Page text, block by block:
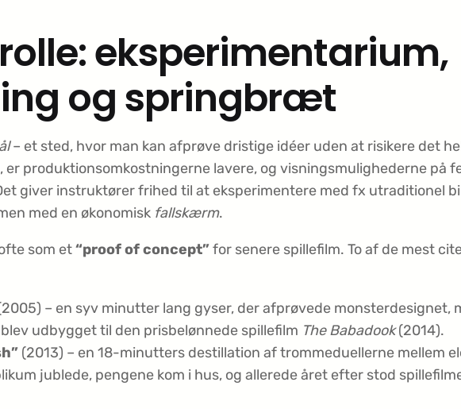
eksperimentarium,
og springbræt
– et sted, hvor man kan afprøve dristige idéer uden at risikere det
er produktionsomkostningerne lavere, og visnings­mulighederne på
giver instruktører frihed til at eksperimentere med fx utraditionel
med en økonomisk fallskærm.
som et“proof of concept”for senere spillefilm. To af de mest
– en syv minutter lang gyser, der afprøvede monster­designet,
udbygget til den prisbelønnede spillefilm The Babadook(2014).
(2013) – en 18-minutters destillation af tromme­duellerne mellem
jublede, pengene kom i hus, og allerede året efter stod